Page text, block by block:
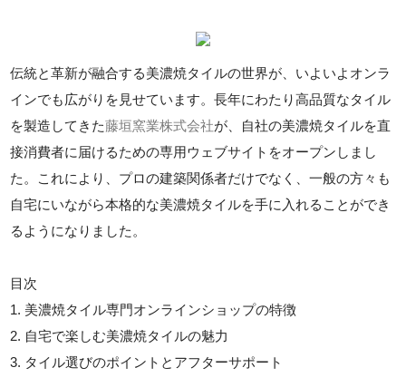
伝統と革新が融合する美濃焼タイルの世界が、いよいよオンラ
インでも広がりを見せています。長年にわたり高品質なタイル
を製造してきた藤垣窯業株式会社が、自社の美濃焼タイルを直
接消費者に届けるための専用ウェブサイトをオープンしまし
た。これにより、プロの建築関係者だけでなく、一般の方々も
自宅にいながら本格的な美濃焼タイルを手に入れることができ
るようになりました。
目次
1. 美濃焼タイル専門オンラインショップの特徴
2. 自宅で楽しむ美濃焼タイルの魅力
3. タイル選びのポイントとアフターサポート